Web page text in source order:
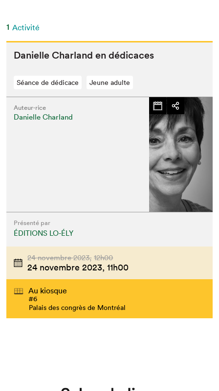
1 Activité
Danielle Char­land en dédicaces
Séance de dédicace Jeune adulte
Auteur·rice
Danielle Charland
Présenté par
ÉDITIONS LO-ÉLY
24 novembre 2023, 12h00
24 novembre 2023, 11h00
Au kiosque
#6
Palais des congrès de Montréal